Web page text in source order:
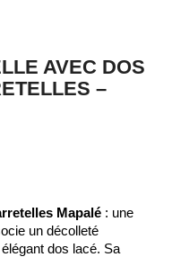
AVEC DOS
–
Mapalé : une
un décolleté
dos lacé. Sa